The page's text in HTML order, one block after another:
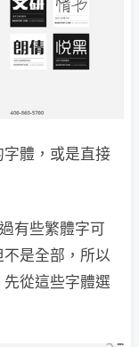
體，或是直接
有些繁體字可
是全部，所以
從這些字體選